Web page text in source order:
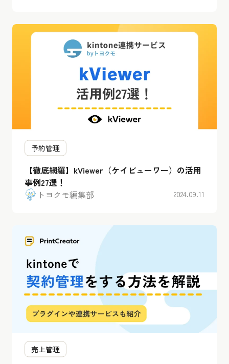
予約管理
【徹底網羅】kViewer（ケイビューワー）の活用
事例27選！
トヨクモ編集部
2024.09.11
売上管理